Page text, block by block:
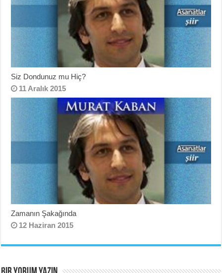
Siz Dondunuz mu Hiç?
11 Aralık 2015
Zamanın Şakağında
12 Haziran 2015